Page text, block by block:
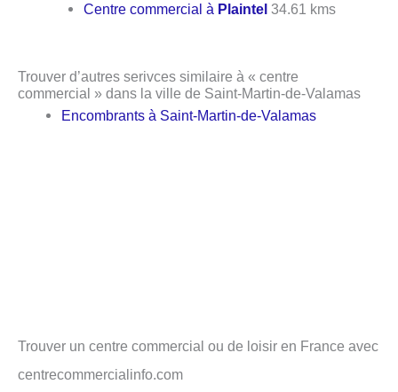
Centre commercial à Plaintel 34.61 kms
Trouver d’autres serivces similaire à « centre
commercial » dans la ville de Saint-Martin-de-Valamas
Encombrants à Saint-Martin-de-Valamas
Trouver un centre commercial ou de loisir en France avec
centrecommercialinfo.com